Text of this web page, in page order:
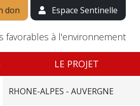
don Espace Sentinelle
favorables à l'environnement
LE PROJET
RHONE-ALPES - AUVERGNE